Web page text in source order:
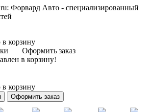
Форвард Авто - специализированный
корзину
Оформить заказ
в корзину!
корзину
Оформить заказ